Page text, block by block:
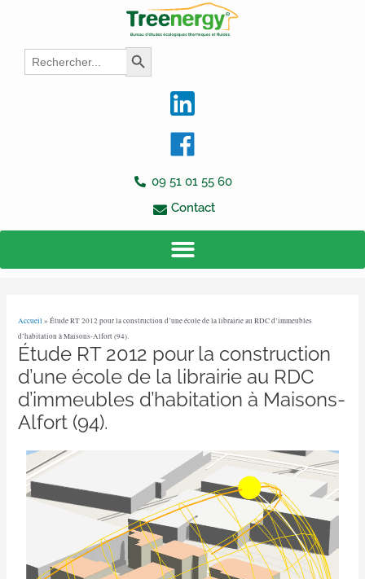
Search
for:
Search Button
09 51 01 55 60
Contact
Accueil » Étude RT 2012 pour la construction d’une école de la librairie au RDC d’immeubles
d’habitation à Maisons-Alfort (94).
Étude RT 2012 pour la construction
d’une école de la librairie au RDC
d’immeubles d’habitation à Maisons-
Alfort (94).